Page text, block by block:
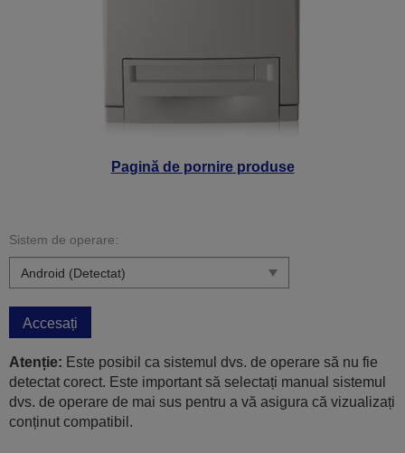
Pagină de pornire produse
Sistem de operare:
Accesați
Atenție: Este posibil ca sistemul dvs. de operare să nu fie
detectat corect. Este important să selectați manual sistemul
dvs. de operare de mai sus pentru a vă asigura că vizualizați
conținut compatibil.